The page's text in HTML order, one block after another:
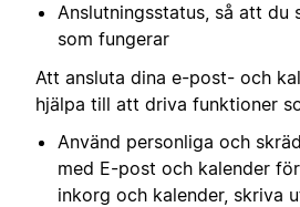
Anslutningsstatus, så att du
som fungerar
Att ansluta dina e-post- och
hjälpa till att driva funktioner
Använd personliga och
med E-post och kalender
inkorg och kalender, skriva